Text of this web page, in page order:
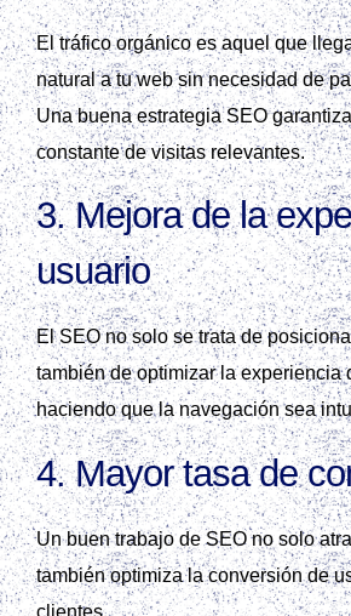
El tráfico orgánico es aquel que
natural a tu web sin necesidad de
Una buena estrategia SEO
constante de visitas relevantes.
3.Mejora de la
usuario
El SEO no solo se trata de
también de optimizar la experiencia
haciendo que la navegación sea
4.Mayor tasa de
Un buen trabajo de SEO no solo
también optimiza la conversión de
clientes.